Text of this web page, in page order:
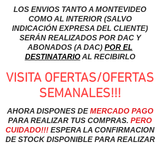
LOS ENVIOS TANTO A MONTEVIDEO
COMO AL INTERIOR (SALVO
INDICACIÓN EXPRESA DEL CLIENTE)
SERÁN REALIZADOS POR DAC Y
ABONADOS (A DAC) POR EL
DESTINATARIOAL RECIBIRLO
VISITA OFERTAS/OFERTAS
SEMANALES!!!
AHORA DISPONES DEMERCADO PAGO
PARA REALIZAR TUS COMPRAS. PERO
CUIDADO!!! ESPERA LA CONFIRMACION
DE STOCK DISPONIBLE PARA REALIZAR